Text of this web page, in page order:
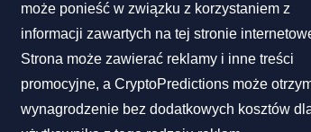
może ponieść w związku z korzystaniem z
informacji zawartych na tej stronie
Strona może zawierać reklamy i inne treści
promocyjne, a CryptoPredictions może
wynagrodzenie bez dodatkowych kosztów